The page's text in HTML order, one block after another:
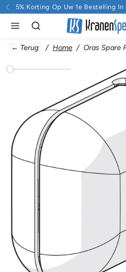
Doorgaan naar inhoud
5% Korting Op Uw 1e Bestelling
← Terug Home Oras Spare